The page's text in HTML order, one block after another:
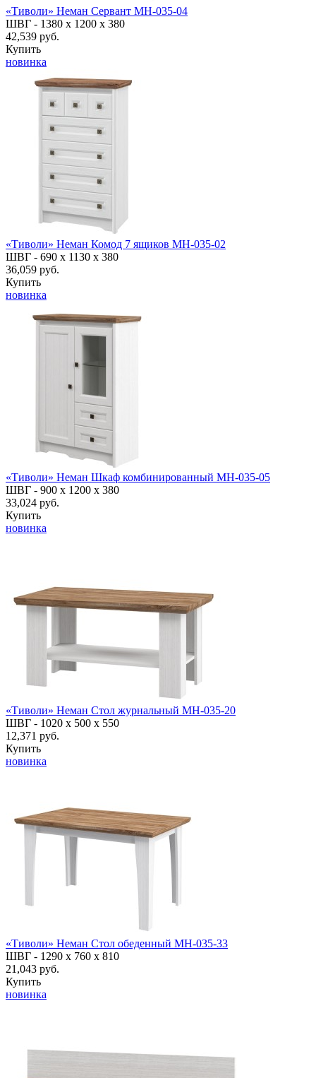
«Тиволи» Неман Сервант МН-035-04
ШВГ - 1380 х 1200 х 380
42,539 руб.
Купить
новинка
«Тиволи» Неман Комод 7 ящиков МН-035-02
ШВГ - 690 х 1130 х 380
36,059 руб.
Купить
новинка
«Тиволи» Неман Шкаф комбинированный МН-035-05
ШВГ - 900 х 1200 х 380
33,024 руб.
Купить
новинка
«Тиволи» Неман Стол журнальный МН-035-20
ШВГ - 1020 х 500 х 550
12,371 руб.
Купить
новинка
«Тиволи» Неман Стол обеденный МН-035-33
ШВГ - 1290 х 760 х 810
21,043 руб.
Купить
новинка